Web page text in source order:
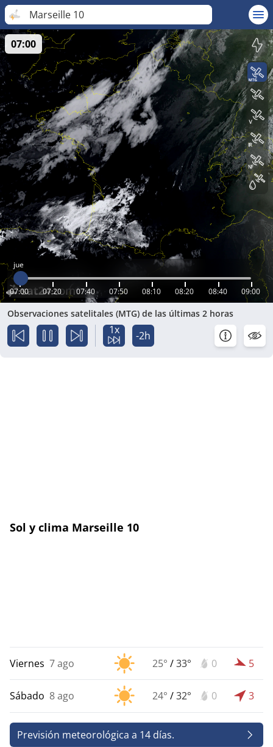
Marseille 10
jue
07:00 07:20 07:40 07:50 08:10 08:20 08:40 09:00
07:00
Observaciones satelitales (MTG) de las últimas 2 horas
1x -2h
Sol y clima Marseille 10
Viernes 7 ago 25° /33° 0 5
Sábado 8 ago 24° /32° 0 3
Previsión meteorológica a 14 días.